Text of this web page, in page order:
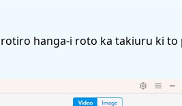
hanga-i roto ka takiuru ki to